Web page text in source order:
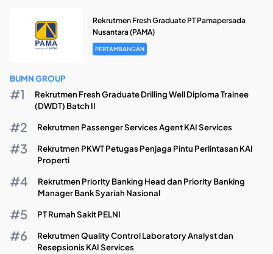
Rekrutmen Fresh Graduate PT Pamapersada
Nusantara (PAMA)
PERTAMBANGAN
BUMN GROUP
Rekrutmen Fresh Graduate Drilling Well Diploma Trainee
(DWDT) Batch II
Rekrutmen Passenger Services Agent KAI Services
Rekrutmen PKWT Petugas Penjaga Pintu Perlintasan KAI
Properti
Rekrutmen Priority Banking Head dan Priority Banking
Manager Bank Syariah Nasional
PT Rumah Sakit PELNI
Rekrutmen Quality Control Laboratory Analyst dan
Resepsionis KAI Services